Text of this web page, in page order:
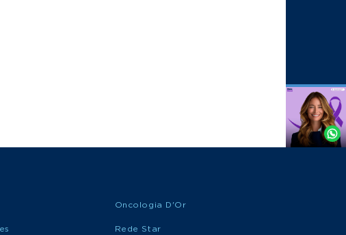
Agende
Whatsapp
Oncologia D'Or
Rede Star